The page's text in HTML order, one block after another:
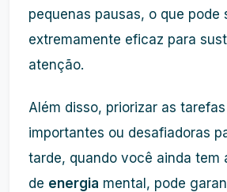
pequenas pausas, o que pode
extremamente eficaz para
atenção.
Além disso, priorizar as
importantes ou desafiadoras
tarde, quando você ainda tem
de energia mental, pode